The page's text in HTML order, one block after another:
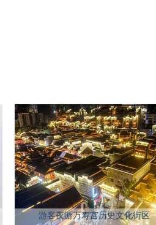
游客夜游万寿宫历史文化街区